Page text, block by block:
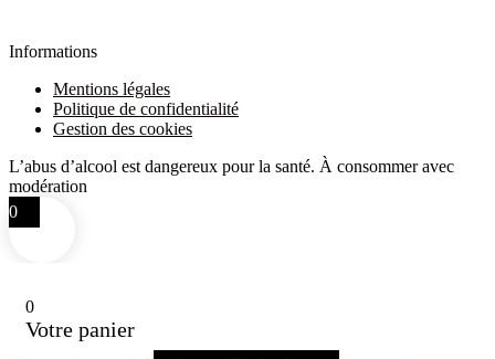
Informations
Mentions légales
Politique de confidentialité
Gestion des cookies
L’abus d’alcool est dangereux pour la santé. À consommer avec
modération
0
0
Votre panier